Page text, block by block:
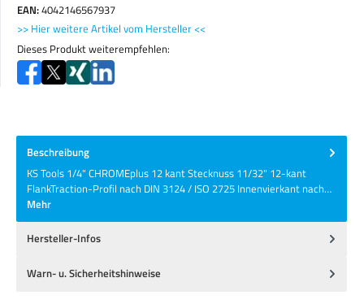
EAN:4042146567937
>> Hier weitere Artikel vom Hersteller <<
Dieses Produkt weiterempfehlen:
Beschreibung
KS Tools 1/4" CHROMEplus 12 kant Stecknuss 11/32" 12-kant
FlankTraction-Profil nach DIN 3124 / ISO 2725 Innenvierkant nach…
Mehr
Hersteller-Infos
Warn- u. Sicherheitshinweise